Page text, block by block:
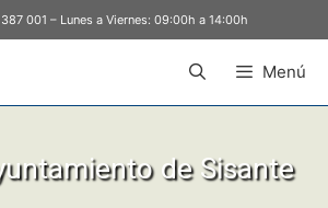
001 – Lunes a Viernes: 09:00h a 14:00h
Menú
de Sisante